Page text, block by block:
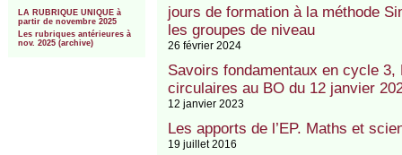
LA RUBRIQUE UNIQUE à
partir de novembre 2025
Les rubriques antérieures à
nov. 2025 (archive)
jours de formation à la méthode
les groupes de niveau
26 février 2024
Savoirs fondamentaux en cycle 3,
circulaires au BO du 12 janvier
12 janvier 2023
Les apports de l’EP. Maths et
19 juillet 2016